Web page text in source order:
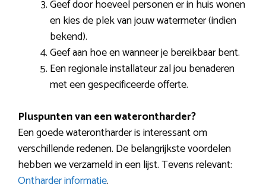
Geef door hoeveel personen er in huis wonen
en kies de plek van jouw watermeter (indien
bekend).
Geef aan hoe en wanneer je bereikbaar bent.
Een regionale installateur zal jou benaderen
met een gespecificeerde offerte.
Pluspunten van een waterontharder?
Een goede waterontharder is interessant om
verschillende redenen. De belangrijkste voordelen
hebben we verzameld in een lijst. Tevens relevant:
Ontharder informatie.